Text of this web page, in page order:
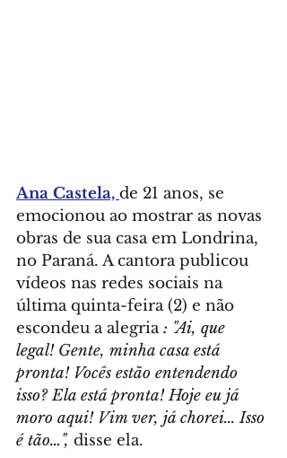
Ana Castela, de 21 anos, se
emocionou ao mostrar as novas
obras de sua casa em Londrina,
no Paraná. A cantora publicou
vídeos nas redes sociais na
última quinta-feira (2) e não
escondeu a alegria : "Ai, que
legal! Gente, minha casa está
pronta! Vocês estão entendendo
isso? Ela está pronta! Hoje eu já
moro aqui! Vim ver, já chorei... Isso
é tão…", disse ela.